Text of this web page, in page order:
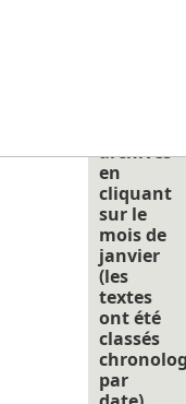
archives
en
cliquant
sur le
mois de
janvier
(les
textes
ont été
classés
par